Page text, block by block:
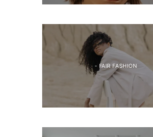
- FAIR FASHION